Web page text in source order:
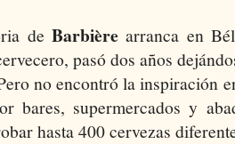
de Barbière arranca en
pasó dos años
no encontró la inspiración
bares, supermercados y
hasta 400 cervezas